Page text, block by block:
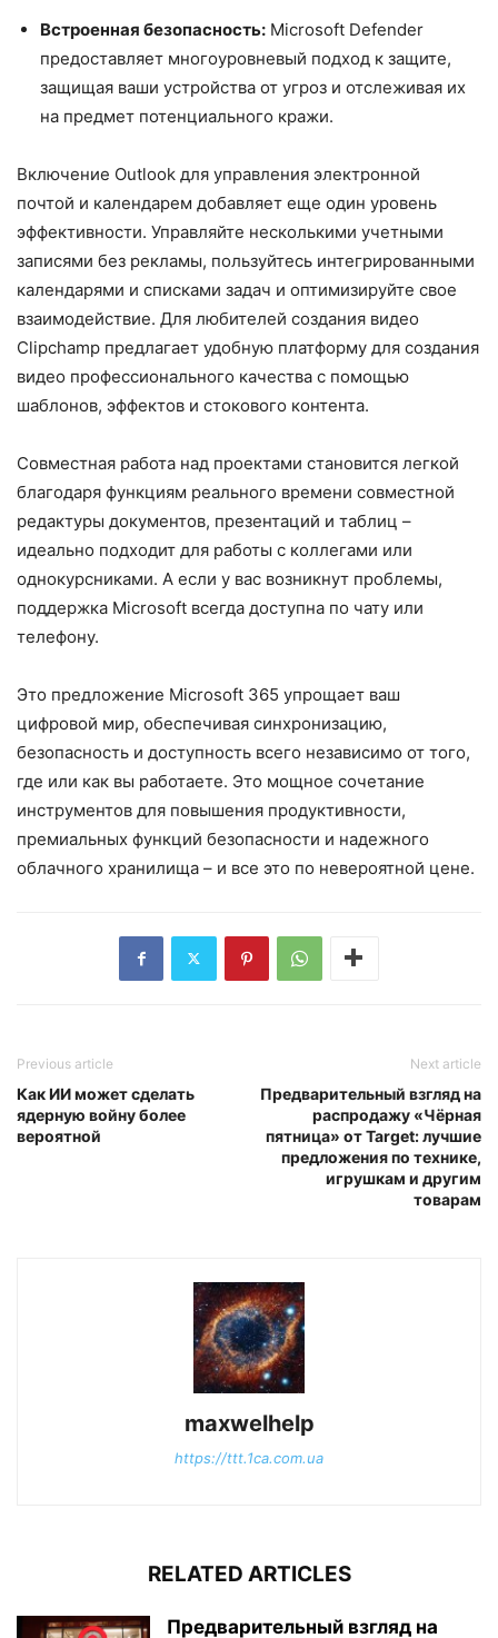
Встроенная безопасность: Microsoft Defender
предоставляет многоуровневый подход к защите,
защищая ваши устройства от угроз и отслеживая их
на предмет потенциального кражи.
Включение Outlook для управления электронной
почтой и календарем добавляет еще один уровень
эффективности. Управляйте несколькими учетными
записями без рекламы, пользуйтесь интегрированными
календарями и списками задач и оптимизируйте свое
взаимодействие. Для любителей создания видео
Clipchamp предлагает удобную платформу для создания
видео профессионального качества с помощью
шаблонов, эффектов и стокового контента.
Совместная работа над проектами становится легкой
благодаря функциям реального времени совместной
редактуры документов, презентаций и таблиц –
идеально подходит для работы с коллегами или
однокурсниками. А если у вас возникнут проблемы,
поддержка Microsoft всегда доступна по чату или
телефону.
Это предложение Microsoft 365 упрощает ваш
цифровой мир, обеспечивая синхронизацию,
безопасность и доступность всего независимо от того,
где или как вы работаете. Это мощное сочетание
инструментов для повышения продуктивности,
премиальных функций безопасности и надежного
облачного хранилища – и все это по невероятной цене.
Previous article
Как ИИ может сделать
ядерную войну более
вероятной
Next article
Предварительный взгляд на
распродажу «Чёрная
пятница» от Target: лучшие
предложения по технике,
игрушкам и другим
товарам
maxwelhelp
https://ttt.1ca.com.ua
RELATED ARTICLES
Предварительный взгляд на